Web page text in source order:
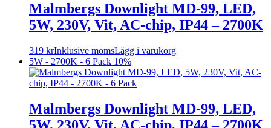
Malmbergs Downlight MD-99, LED,
5W, 230V, Vit, AC-chip, IP44 – 2700K
319 krInklusive momsLägg i varukorg
5W - 2700K - 6 Pack 10%
Malmbergs Downlight MD-99, LED,